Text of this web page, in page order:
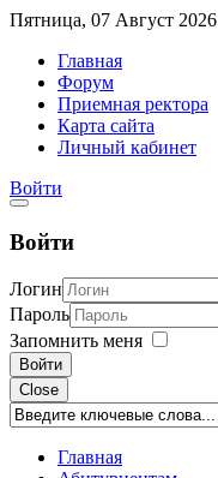
Пятница, 07 Август 2026
Главная
Форум
Приемная ректора
Карта сайта
Личный кабинет
Войти
Войти
Логин
Пароль
Запомнить меня
Войти
Close
Главная